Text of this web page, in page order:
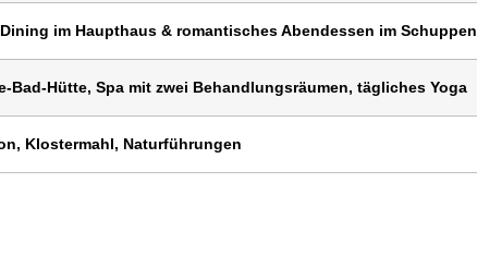
im Haupthaus & romantisches Abendessen im Schuppen
Bad-Hütte, Spa mit zwei Behandlungsräumen, tägliches Yoga
Klostermahl, Naturführungen